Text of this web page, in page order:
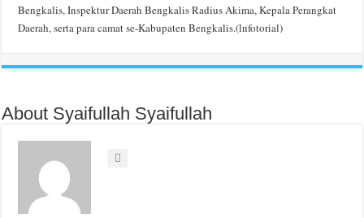
Bengkalis, Inspektur Daerah Bengkalis Radius Akima, Kepala Perangkat
Daerah, serta para camat se-Kabupaten Bengkalis.(lnfotorial)
About Syaifullah Syaifullah